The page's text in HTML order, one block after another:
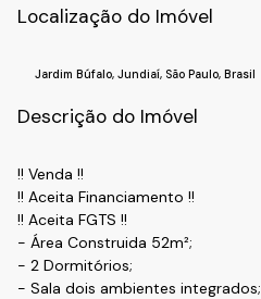
Localização do Imóvel
Jardim Búfalo,Jundiaí, São Paulo,Brasil
Descrição do Imóvel
!! Venda !!
!! Aceita Financiamento !!
!! Aceita FGTS !!
- Área Construida 52m²;
- 2 Dormitórios;
- Sala dois ambientes integrados;